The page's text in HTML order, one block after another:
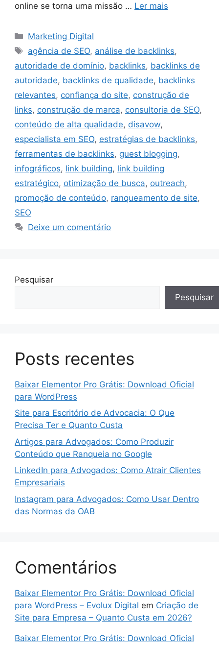
online se torna uma missão … Ler mais
Categorias
Marketing Digital
Tags
agência de SEO, análise de backlinks,
autoridade de domínio, backlinks, backlinks de
autoridade, backlinks de qualidade, backlinks
relevantes, confiança do site, construção de
links, construção de marca, consultoria de SEO,
conteúdo de alta qualidade, disavow,
especialista em SEO, estratégias de backlinks,
ferramentas de backlinks, guest blogging,
infográficos, link building, link building
estratégico, otimização de busca, outreach,
promoção de conteúdo, ranqueamento de site,
SEO
Deixe um comentário
Pesquisar
Pesquisar
Posts recentes
Baixar Elementor Pro Grátis: Download Oficial
para WordPress
Site para Escritório de Advocacia: O Que
Precisa Ter e Quanto Custa
Artigos para Advogados: Como Produzir
Conteúdo que Ranqueia no Google
LinkedIn para Advogados: Como Atrair Clientes
Empresariais
Instagram para Advogados: Como Usar Dentro
das Normas da OAB
Comentários
Baixar Elementor Pro Grátis: Download Oficial
para WordPress – Evolux Digital em Criação de
Site para Empresa – Quanto Custa em 2026?
Baixar Elementor Pro Grátis: Download Oficial